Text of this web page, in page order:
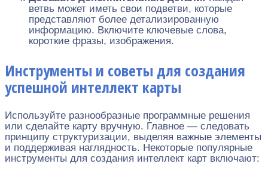
ветвь может иметь свои подветви, которые
представляют более детализированную
информацию. Включите ключевые слова,
короткие фразы, изображения.
Инструменты и советы для создания
успешной интеллект карты
Используйте разнообразные программные решения
или сделайте карту вручную. Главное — следовать
принципу структуризации, выделяя важные элементы
и поддерживая наглядность. Некоторые популярные
инструменты для создания интеллект карт включают: